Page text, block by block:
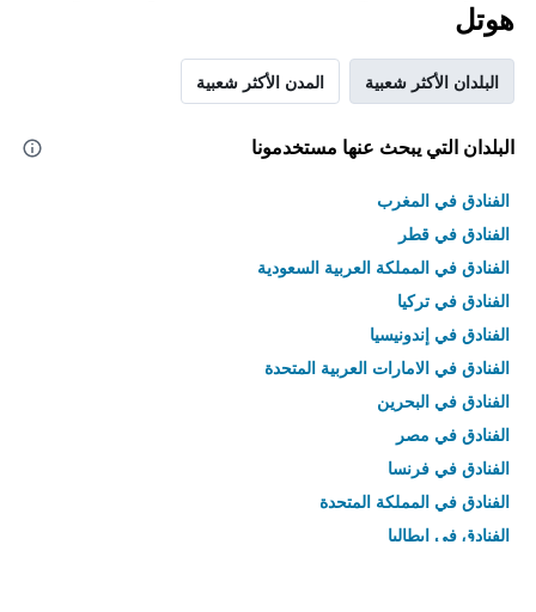
هوتل
البلدان الأكثر شعبية المدن الأكثر شعبية
البلدان التي يبحث عنها مستخدمونا
الفنادق في المغرب
الفنادق في قطر
الفنادق في المملكة العربية السعودية
الفنادق في تركيا
الفنادق في إندونيسيا
الفنادق في الامارات العربية المتحدة
الفنادق في البحرين
الفنادق في مصر
الفنادق في فرنسا
الفنادق في المملكة المتحدة
الفنادق في إيطاليا